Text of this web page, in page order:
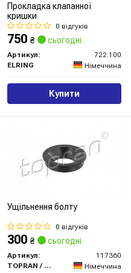
Прокладка клапанної
кришки
0 відгуків
750 ₴ сьогодні
Артикул:
722.100
ELRING
Німеччина
Купити
Ущільнення болту
0 відгуків
300 ₴ сьогодні
Артикул:
117360
TOPRAN / HANS PRIES
Німеччина